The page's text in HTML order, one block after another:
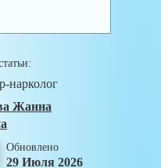
нарколог
Жанна
Обновлено
29 Июля 2026